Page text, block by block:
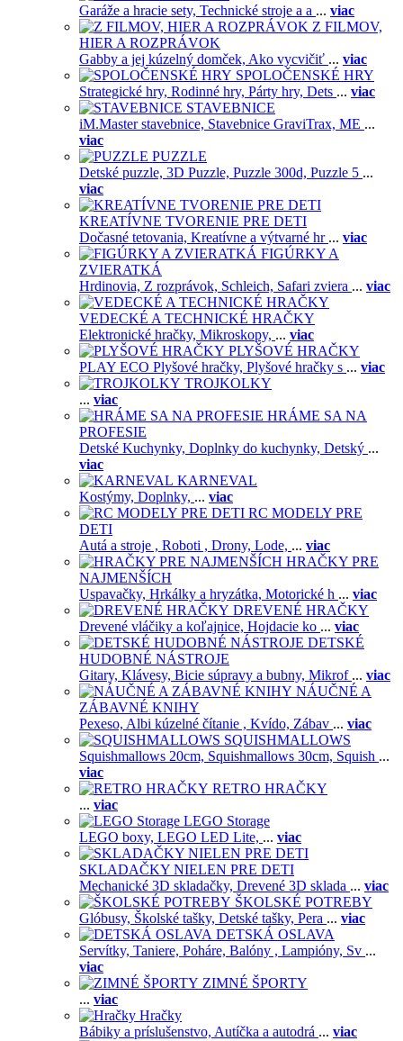
Garáže a hracie sety, Technické stroje a a ... viac
Z FILMOV,
HIER A ROZPRÁVOK
Gabby a jej kúzelný domček, Ako vycvičiť ... viac
SPOLOČENSKÉ HRY
Strategické hry, Rodinné hry, Párty hry, Dets ... viac
STAVEBNICE
iM.Master stavebnice, Stavebnice GraviTrax, ME ...
viac
PUZZLE
Detské puzzle, 3D Puzzle, Puzzle 300d, Puzzle 5 ...
viac
KREATÍVNE TVORENIE PRE DETI
Dočasné tetovania, Kreatívne a výtvarné hr ... viac
FIGÚRKY A
ZVIERATKÁ
Hrdinovia, Z rozprávok, Schleich, Safari zviera ... viac
VEDECKÉ A TECHNICKÉ HRAČKY
Elektronické hračky, Mikroskopy, ... viac
PLYŠOVÉ HRAČKY
PLAY ECO Plyšové hračky, Plyšové hračky s ... viac
TROJKOLKY
... viac
HRÁME SA NA
PROFESIE
Detské Kuchynky, Doplnky do kuchynky, Detský ...
viac
KARNEVAL
Kostýmy, Doplnky, ... viac
RC MODELY PRE
DETI
Autá a stroje , Roboti , Drony, Lode, ... viac
HRAČKY PRE
NAJMENŠÍCH
Uspavačky, Hrkálky a hryzátka, Motorické h ... viac
DREVENÉ HRAČKY
Drevené vláčiky a koľajnice, Hojdacie ko ... viac
DETSKÉ
HUDOBNÉ NÁSTROJE
Gitary, Klávesy, Bicie súpravy a bubny, Mikrof ... viac
NÁUČNÉ A
ZÁBAVNÉ KNIHY
Pexeso, Albi kúzelné čítanie , Kvído, Zábav ... viac
SQUISHMALLOWS
Squishmallows 20cm, Squishmallows 30cm, Squish ...
viac
RETRO HRAČKY
... viac
LEGO Storage
LEGO boxy, LEGO LED Lite, ... viac
SKLADAČKY NIELEN PRE DETI
Mechanické 3D skladačky, Drevené 3D sklada ... viac
ŠKOLSKÉ POTREBY
Glóbusy, Školské tašky, Detské tašky, Pera ... viac
DETSKÁ OSLAVA
Servítky, Taniere, Poháre, Balóny , Lampióny, Sv ...
viac
ZIMNÉ ŠPORTY
... viac
Hračky
Bábiky a príslušenstvo, Autíčka a autodrá ... viac